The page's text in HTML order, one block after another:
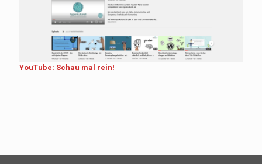
YouTube: Schau mal rein!